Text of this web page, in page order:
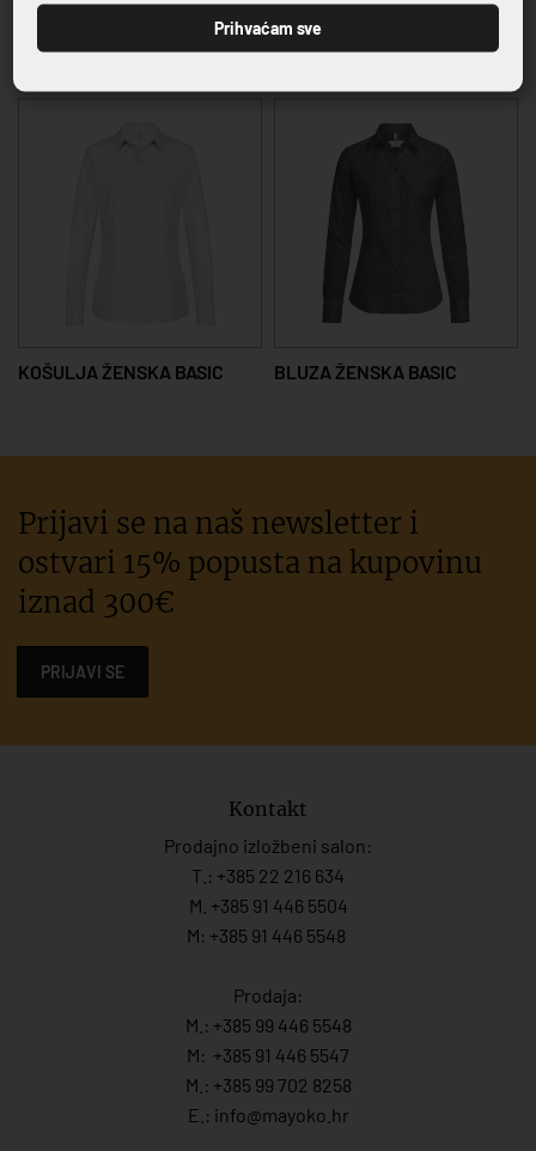
Povezani proizvodi
KOŠULJA ŽENSKA BASIC BLUZA ŽENSKA BASIC
Prijavi se na naš newsletter i
ostvari 15% popusta na kupovinu
iznad 300€
PRIJAVI SE
Kontakt
Prodajno izložbeni salon:
T.: +385 22 216 634
M. +385 91 446 5504
M: +385 91 446 5548
Prodaja:
M.: +385 99 446 5548
M: +385 91 446 5547
M.: +385 99 702 8258
E.: info@mayoko. hr
Prihvaćam sve